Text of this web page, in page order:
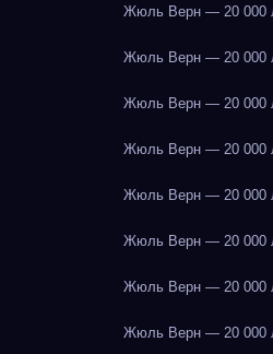
Жюль Верн — 20 000
Жюль Верн — 20 000
Жюль Верн — 20 000
Жюль Верн — 20 000
Жюль Верн — 20 000
Жюль Верн — 20 000
Жюль Верн — 20 000
Жюль Верн — 20 000